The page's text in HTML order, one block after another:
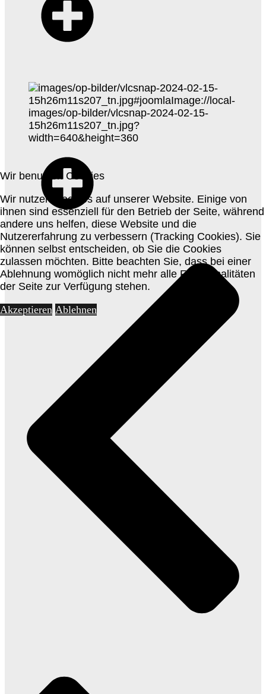
Wir benutzen Cookies
Wir nutzen Cookies auf unserer Website. Einige von
ihnen sind essenziell für den Betrieb der Seite, während
andere uns helfen, diese Website und die
Nutzererfahrung zu verbessern (Tracking Cookies). Sie
können selbst entscheiden, ob Sie die Cookies
zulassen möchten. Bitte beachten Sie, dass bei einer
Ablehnung womöglich nicht mehr alle Funktionalitäten
der Seite zur Verfügung stehen.
Akzeptieren Ablehnen